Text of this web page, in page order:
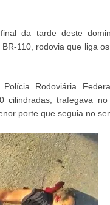
da tarde deste
110, rodovia que liga
Rodoviária
trafegava
porte que seguia no